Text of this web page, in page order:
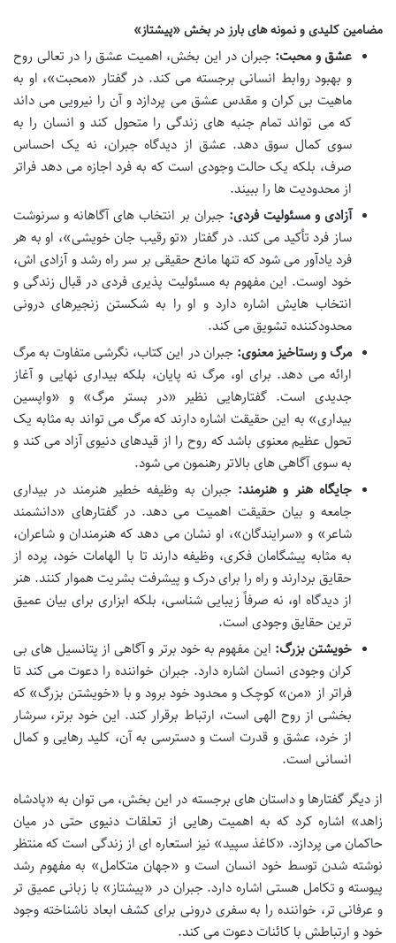
مضامین کلیدی و نمونه های بارز در بخش «پیشتاز»
عشق و محبت: جبران در این بخش، اهمیت عشق را در تعالی روح
و بهبود روابط انسانی برجسته می کند. در گفتار «محبت»، او به
ماهیت بی کران و مقدس عشق می پردازد و آن را نیرویی می داند
که می تواند تمام جنبه های زندگی را متحول کند و انسان را به
سوی کمال سوق دهد. عشق از دیدگاه جبران، نه یک احساس
صرف، بلکه یک حالت وجودی است که به فرد اجازه می دهد فراتر
از محدودیت ها را ببیند.
آزادی و مسئولیت فردی: جبران بر انتخاب های آگاهانه و سرنوشت
ساز فرد تأکید می کند. در گفتار «تو رقیب جان خویشی»، او به هر
فرد یادآور می شود که تنها مانع حقیقی بر سر راه رشد و آزادی اش،
خود اوست. این مفهوم به مسئولیت پذیری فردی در قبال زندگی و
انتخاب هایش اشاره دارد و او را به شکستن زنجیرهای درونی
محدودکننده تشویق می کند.
مرگ و رستاخیز معنوی: جبران در این کتاب، نگرشی متفاوت به مرگ
ارائه می دهد. برای او، مرگ نه پایان، بلکه بیداری نهایی و آغاز
جدیدی است. گفتارهایی نظیر «در بستر مرگ» و «واپسین
بیداری» به این حقیقت اشاره دارند که مرگ می تواند به مثابه یک
تحول عظیم معنوی باشد که روح را از قیدهای دنیوی آزاد می کند و
به سوی آگاهی های بالاتر رهنمون می شود.
جایگاه هنر و هنرمند: جبران به وظیفه خطیر هنرمند در بیداری
جامعه و بیان حقیقت اهمیت می دهد. در گفتارهای «دانشمند
شاعر» و «سرایندگان»، او نشان می دهد که هنرمندان و شاعران،
به مثابه پیشگامان فکری، وظیفه دارند تا با الهامات خود، پرده از
حقایق بردارند و راه را برای درک و پیشرفت بشریت هموار کنند. هنر
از دیدگاه او، نه صرفاً زیبایی شناسی، بلکه ابزاری برای بیان عمیق
ترین حقایق وجودی است.
خویشتن بزرگ: این مفهوم به خود برتر و آگاهی از پتانسیل های بی
کران وجودی انسان اشاره دارد. جبران خواننده را دعوت می کند تا
فراتر از «من» کوچک و محدود خود برود و با «خویشتن بزرگ» که
بخشی از روح الهی است، ارتباط برقرار کند. این خود برتر، سرشار
از خرد، عشق و قدرت است و دسترسی به آن، کلید رهایی و کمال
انسانی است.
از دیگر گفتارها و داستان های برجسته در این بخش، می توان به «پادشاه
زاهد» اشاره کرد که به اهمیت رهایی از تعلقات دنیوی حتی در میان
حاکمان می پردازد. «کاغذ سپید» نیز استعاره ای از زندگی است که منتظر
نوشته شدن توسط خود انسان است و «جهان متکامل» به مفهوم رشد
پیوسته و تکامل هستی اشاره دارد. جبران در «پیشتاز» با زبانی عمیق تر
و عرفانی تر، خواننده را به سفری درونی برای کشف ابعاد ناشناخته وجود
خود و ارتباطش با کائنات دعوت می کند.